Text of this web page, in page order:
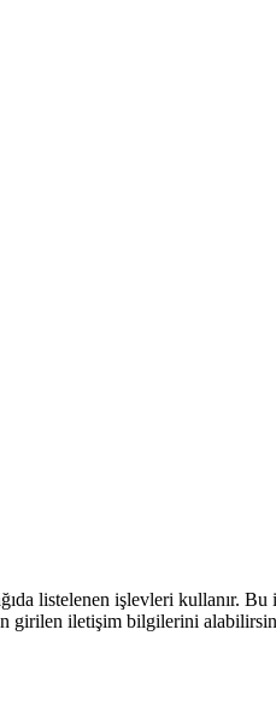
listelenen işlevleri kullanır.
girilen iletişim bilgilerini